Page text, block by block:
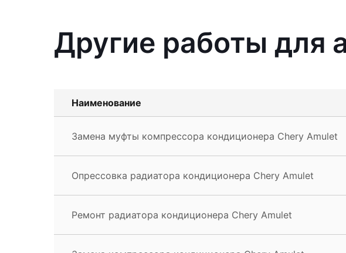
Другие работы для
Наименование
Замена муфты компрессора кондиционера Chery Amulet
Опрессовка радиатора кондиционера Chery Amulet
Ремонт радиатора кондиционера Chery Amulet